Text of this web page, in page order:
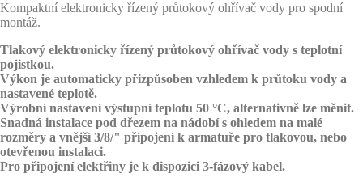
Kompaktní elektronicky řízený průtokový ohřívač vody pro spodní
montáž.
Tlakový elektronicky řízený průtokový ohřívač vody s teplotní
pojistkou.
Výkon je automaticky přizpůsoben vzhledem k průtoku vody a
nastavené teplotě.
Výrobní nastavení výstupní teplotu 50 °C, alternativně lze měnit.
Snadná instalace pod dřezem na nádobí s ohledem na malé
rozměry a vnější 3/8/" připojení k armatuře pro tlakovou, nebo
otevřenou instalaci.
Pro připojení elektřiny je k dispozici 3-fázový kabel.